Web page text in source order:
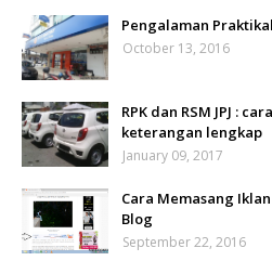
Pengalaman
October 13, 2016
RPK dan RSM JPJ :
keterangan lengkap
January 09, 2017
Cara Memasang
Blog
September 22, 2016